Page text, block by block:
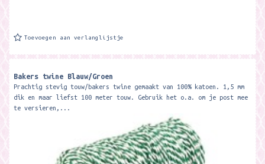
Toevoegen aan verlanglijstje
Bakers twine Blauw/Groen
Prachtig stevig touw/bakers twine gemaakt van 100% katoen. 1,5 mm
dik en maar liefst 100 meter touw. Gebruik het o.a. om je post mee
te versieren,...